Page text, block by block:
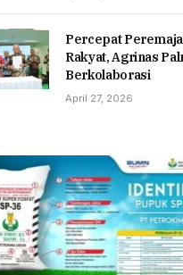
Percepat
Rakyat, Agrinas
Berkolaborasi
April 27, 2026